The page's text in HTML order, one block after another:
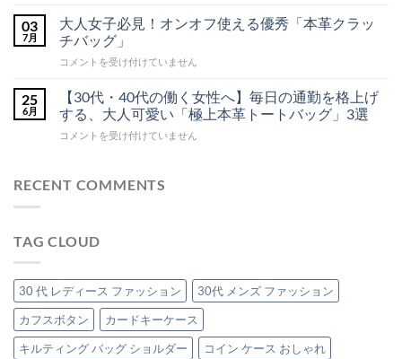
本
革
シ
ョ
ル
ッ
グ
を
へ
の
理
想
を
凝
見
本
ン
ャ
ト
バ
ッ
グ
の
魅
バ
ッ
グ
新
番】
30
代
の
に
う、
格
グ
レ
ー
ジ
ュ
03
7月
大人女子必見！オンオフ使える優秀「本革クラッ
チバッグ」
大
子
必
見！
オ
る
「本
革
ク
ラ
ッ
コメントを受け付けていません
25
6月
【30代・40代の働く女性へ】毎日の通勤を格上げ
する、大人可愛い「極上本革トートバッグ」3選
【30
代
女
毎
日
の
通
勤
コメントを受け付けていません
RECENT COMMENTS
TAG CLOUD
30 代 レディース ファッション
30代 メンズ ファッション
カフスボタン
カードキーケース
キルティング バッグ ショルダー
コイン ケース おしゃれ